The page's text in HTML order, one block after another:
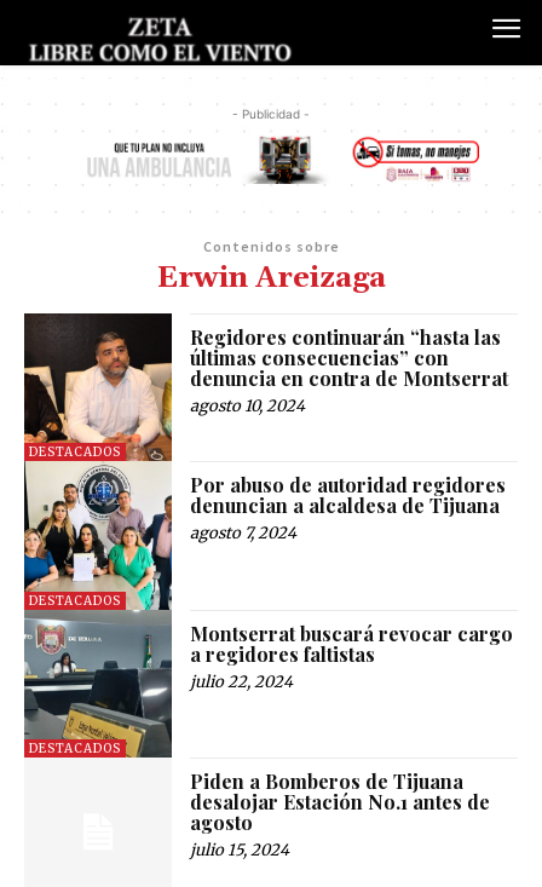
- Publicidad -
Contenidos sobre
Erwin Areizaga
DESTACADOS
Regidores continuarán “hasta las
últimas consecuencias” con
denuncia en contra de Montserrat
agosto 10, 2024
DESTACADOS
Por abuso de autoridad regidores
denuncian a alcaldesa de Tijuana
agosto 7, 2024
DESTACADOS
Montserrat buscará revocar cargo
a regidores faltistas
julio 22, 2024
Piden a Bomberos de Tijuana
desalojar Estación No.1 antes de
agosto
julio 15, 2024